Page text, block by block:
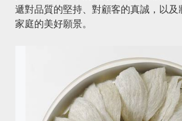
遞對品質的堅持、對顧客的真誠，以及
家庭的美好願景。